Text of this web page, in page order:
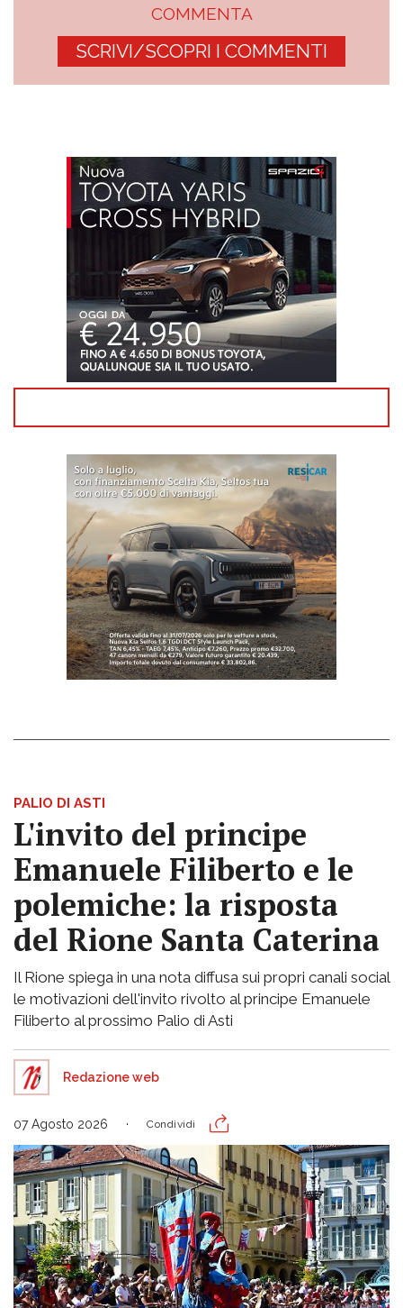
COMMENTA
SCRIVI/SCOPRI I COMMENTI
PALIO DI ASTI
L'invito del principe
Emanuele Filiberto e le
polemiche: la risposta
del Rione Santa Caterina
Il Rione spiega in una nota diffusa sui propri canali social
le motivazioni dell'invito rivolto al principe Emanuele
Filiberto al prossimo Palio di Asti
Redazione web
07 Agosto 2026 Condividi